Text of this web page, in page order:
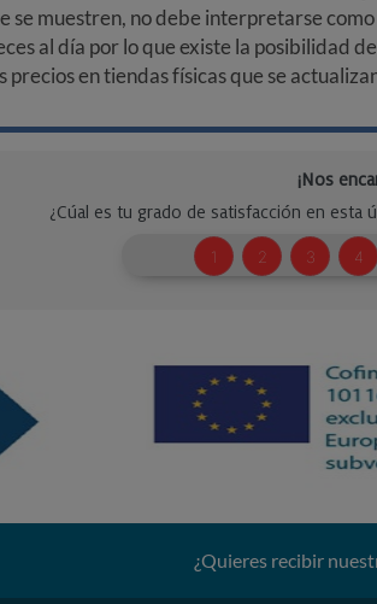
se muestren, no debe interpretarse
al día por lo que existe la posibilidad
precios en tiendas físicas que se
¿Quieres recibir